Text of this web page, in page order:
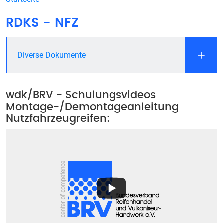
RDKS - NFZ
Diverse Dokumente
wdk/BRV - Schulungsvideos
Montage-/Demontageanleitung
Nutzfahrzeugreifen: